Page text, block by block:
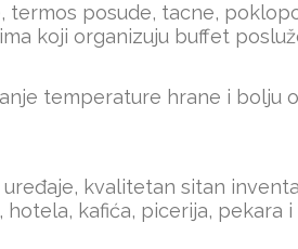
termos posude, tacne,
koji organizuju buffet
temperature hrane i bolju
kvalitetan sitan
kafića, picerija, pekara i